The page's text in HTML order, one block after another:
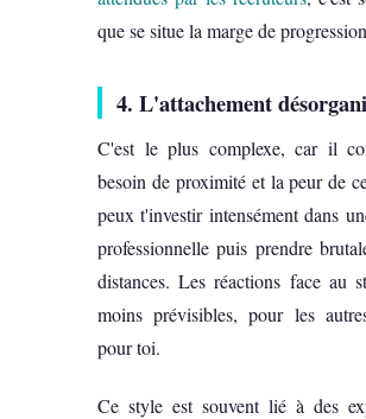
que se situe la marge de
4. L'attachement
C'est le plus complexe, car il
besoin de proximité et la peur de
peux t'investir intensément dans
professionnelle puis prendre
distances. Les réactions face au
moins prévisibles, pour les
pour toi.
Ce style est souvent lié à des